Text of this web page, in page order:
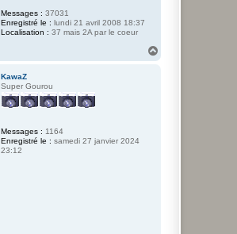
Messages : 37031
Enregistré le : lundi 21 avril 2008 18:37
Localisation : 37 mais 2A par le coeur
KawaZ
Super Gourou
Messages : 1164
Enregistré le : samedi 27 janvier 2024
23:12